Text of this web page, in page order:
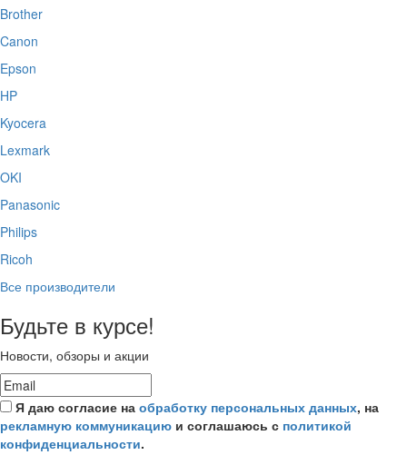
Brother
Canon
Epson
HP
Kyocera
Lexmark
OKI
Panasonic
Philips
Ricoh
Все производители
Будьте в курсе!
Новости, обзоры и акции
Я даю согласие на обработку персональных данных, на
рекламную коммуникацию и соглашаюсь с политикой
конфиденциальности.